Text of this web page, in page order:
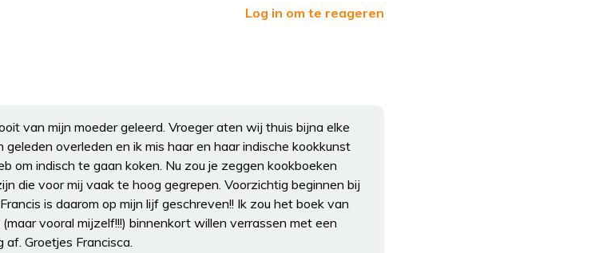
Log in om te reageren
van mijn moeder geleerd. Vroeger aten wij thuis bijna elke
overleden en ik mis haar en haar indische kookkunst
om indisch te gaan koken. Nu zou je zeggen kookboeken
die voor mij vaak te hoog gegrepen. Voorzichtig beginnen bij
is daarom op mijn lijf geschreven!! Ik zou het boek van
vooral mijzelf!!!) binnenkort willen verrassen met een
Groetjes Francisca.